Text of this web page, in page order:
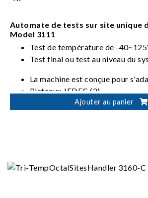
Automate de tests sur site unique
Model 3111
Test de température de -
Test final ou test au niveau du
La machine est conçue pour
Plateaux JEDEC (2)
Ensembles CI : 5x5mm à
Ajouter au panier